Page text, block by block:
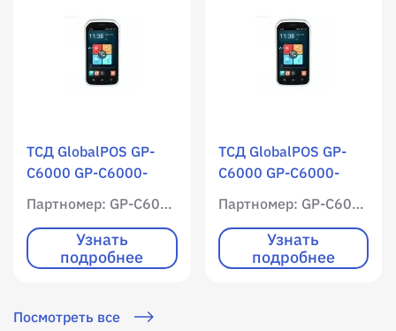
ТСД GlobalPOS GP-
C6000 GP-C6000-
LMT+AG / WLAN /
Мобильный интернет
/ 1024 RAM / 4096
ROM / Цветной экран
фотокамера / Android
Партномер: GP-C6000-LMT+AG
Узнать
подробнее
ТСД GlobalPOS GP-
C6000 GP-C6000-
2DMT+AG / WLAN /
Мобильный интернет
/ 1024 RAM / 4096
ROM / Цветной экран
Партномер: GP-C6000-2DMT+AG
Узнать
подробнее
Посмотреть все